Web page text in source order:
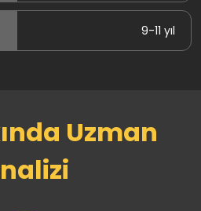
9-11 yıl
Uzman